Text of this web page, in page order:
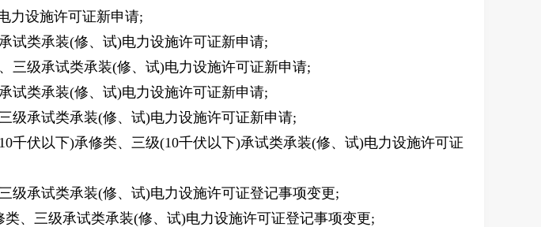
力设施许可证新申请;
试类承装(修、试)电力设施许可证新申请;
三级承试类承装(修、试)电力设施许可证新申请;
试类承装(修、试)电力设施许可证新申请;
级承试类承装(修、试)电力设施许可证新申请;
千伏以下)承修类、三级(10千伏以下)承试类承装(修、试)电力设施许可证
级承试类承装(修、试)电力设施许可证登记事项变更;
、三级承试类承装(修、试)电力设施许可证登记事项变更;